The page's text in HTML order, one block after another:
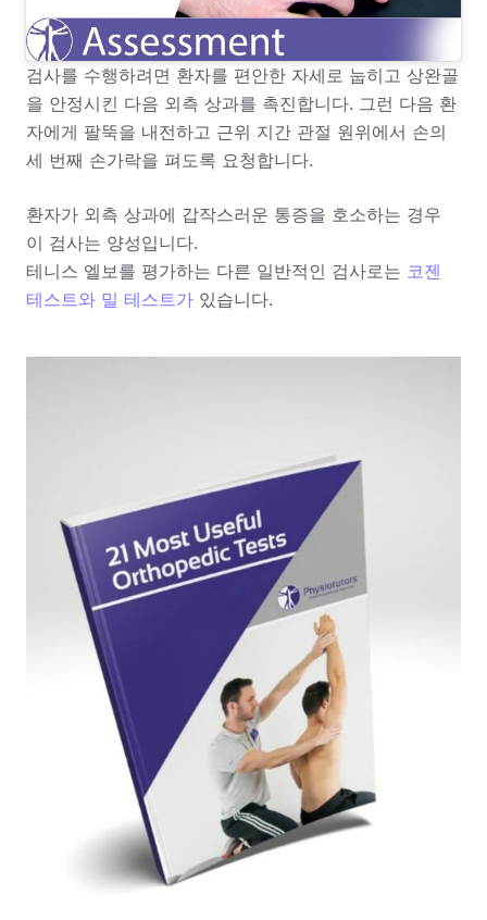
검사를 수행하려면 환자를 편안한 자세로 눕히고 상완골
을 안정시킨 다음 외측 상과를 촉진합니다. 그런 다음 환
자에게 팔뚝을 내전하고 근위 지간 관절 원위에서 손의
세 번째 손가락을 펴도록 요청합니다.
환자가 외측 상과에 갑작스러운 통증을 호소하는 경우
이 검사는 양성입니다.
테니스 엘보를 평가하는 다른 일반적인 검사로는 코젠
테스트와 밀 테스트가 있습니다.